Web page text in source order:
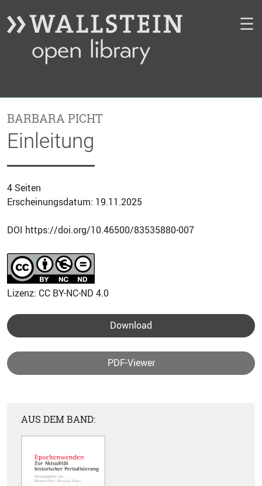
☰
BARBARA PICHT
Einleitung
4 Seiten
Erscheinungsdatum: 19.11.2025
DOI https://doi.org/10.46500/83535880-007
Lizenz: CC BY-NC-ND 4.0
Download
PDF-Viewer
AUS DEM BAND: